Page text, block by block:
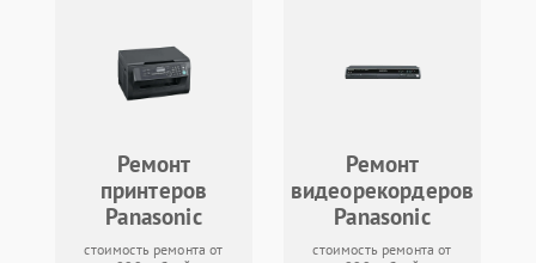
Ремонт
принтеров
Panasonic
стоимость ремонта от
Ремонт
видеорекордеров
Panasonic
стоимость ремонта от